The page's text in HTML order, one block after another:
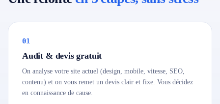
01
Audit & devis gratuit
On analyse votre site actuel (design, mobile, vitesse, SEO,
contenu) et on vous remet un devis clair et fixe. Vous décidez
en connaissance de cause.